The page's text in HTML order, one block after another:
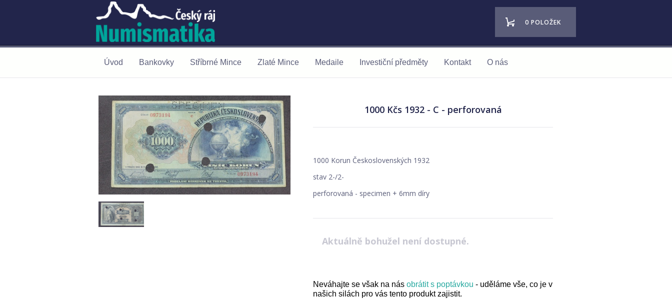
0 POLOŽEK
Úvod Bankovky Stříbrné Mince Zlaté Mince Medaile Investiční předměty Kontakt O nás
1000 Kčs 1932 - C - perforovaná
1000 Korun Československých 1932
stav 2-/2-
perforovaná - specimen + 6mm díry
Aktuálně bohužel není dostupné.
Neváhajte se však na nás obrátit s poptávkou - uděláme vše, co je v
našich silách pro vás tento produkt zajistit.